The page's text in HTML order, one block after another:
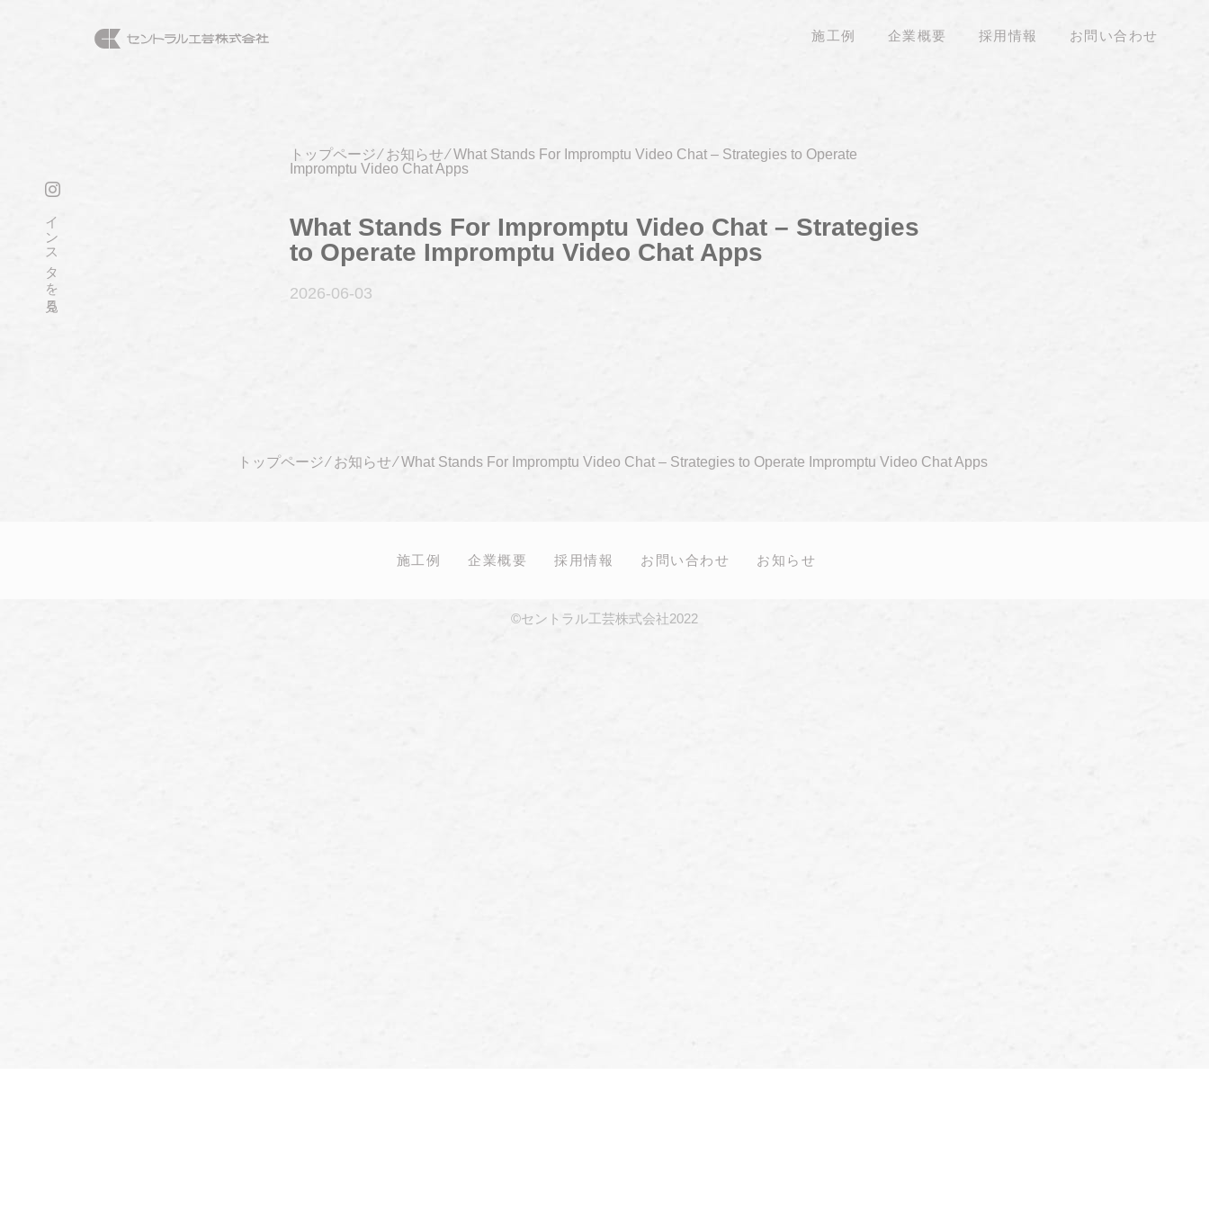
施工例 企業概要 採用情報 お問い合わせ
インスタを見る
トップページ⁄ お知らせ⁄What Stands For Impromptu Video Chat – Strategies to Operate
Impromptu Video Chat Apps
What Stands For Impromptu Video Chat – Strategies
to Operate Impromptu Video Chat Apps
2026-06-03
トップページ⁄ お知らせ⁄What Stands For Impromptu Video Chat – Strategies to Operate Impromptu Video Chat Apps
施工例 企業概要 採用情報 お問い合わせ お知らせ
©セントラル工芸株式会社2022